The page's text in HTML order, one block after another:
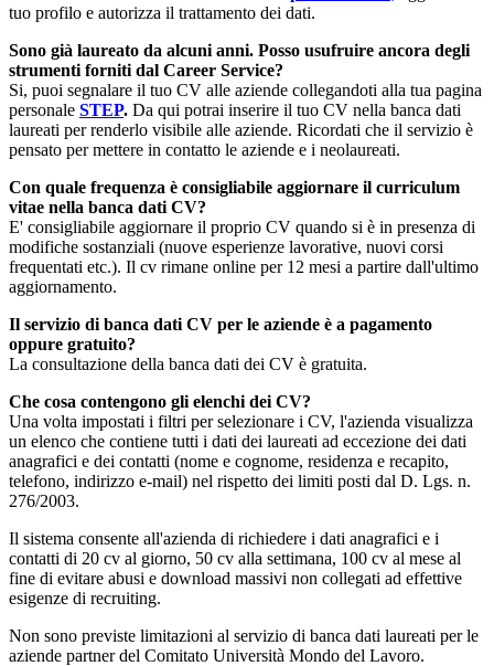
tuo profilo e autorizza il trattamento dei dati.
Sono già laureato da alcuni anni. Posso usufruire ancora degli
strumenti forniti dal Career Service?
Si, puoi segnalare il tuo CV alle aziende collegandoti alla tua pagina
personale STEP. Da qui potrai inserire il tuo CV nella banca dati
laureati per renderlo visibile alle aziende. Ricordati che il servizio è
pensato per mettere in contatto le aziende e i neolaureati.
Con quale frequenza è consigliabile aggiornare il curriculum
vitae nella banca dati CV?
E' consigliabile aggiornare il proprio CV quando si è in presenza di
modifiche sostanziali (nuove esperienze lavorative, nuovi corsi
frequentati etc.). Il cv rimane online per 12 mesi a partire dall'ultimo
aggiornamento.
Il servizio di banca dati CV per le aziende è a pagamento
oppure gratuito?
La consultazione della banca dati dei CV è gratuita.
Che cosa contengono gli elenchi dei CV?
Una volta impostati i filtri per selezionare i CV, l'azienda visualizza
un elenco che contiene tutti i dati dei laureati ad eccezione dei dati
anagrafici e dei contatti (nome e cognome, residenza e recapito,
telefono, indirizzo e-mail) nel rispetto dei limiti posti dal D. Lgs. n.
276/2003.
Il sistema consente all'azienda di richiedere i dati anagrafici e i
contatti di 20 cv al giorno, 50 cv alla settimana, 100 cv al mese al
fine di evitare abusi e download massivi non collegati ad effettive
esigenze di recruiting.
Non sono previste limitazioni al servizio di banca dati laureati per le
aziende partner del Comitato Università Mondo del Lavoro.